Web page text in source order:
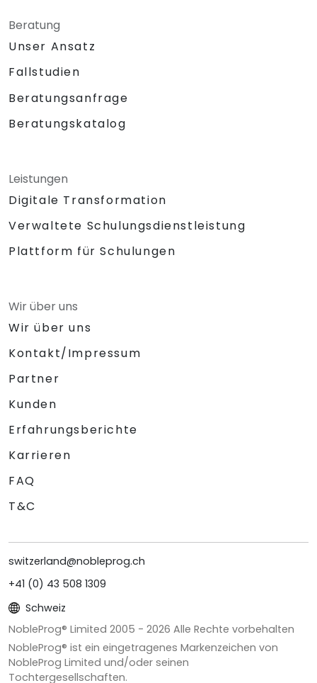
Beratung
Unser Ansatz
Fallstudien
Beratungsanfrage
Beratungskatalog
Leistungen
Digitale Transformation
Verwaltete Schulungsdienstleistung
Plattform für Schulungen
Wir über uns
Wir über uns
Kontakt/Impressum
Partner
Kunden
Erfahrungsberichte
Karrieren
FAQ
T&C
switzerland@nobleprog.ch
+41 (0) 43 508 1309
Schweiz
NobleProg® Limited 2005 - 2026 Alle Rechte vorbehalten
NobleProg® ist ein eingetragenes Markenzeichen von
NobleProg Limited und/oder seinen
Tochtergesellschaften.